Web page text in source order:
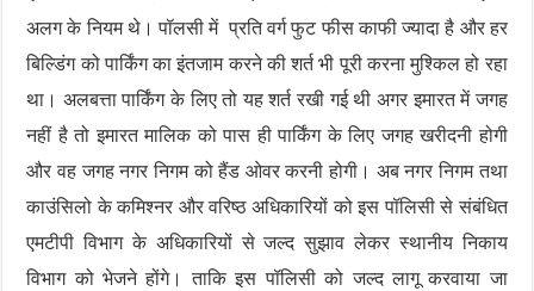
अलग के नियम थे। पॉलसी में प्रति वर्ग फुट फीस काफी ज्यादा है और हर
बिल्डिंग को पार्किंग का इंतजाम करने की शर्त भी पूरी करना मुश्किल हो रहा
था। अलबत्ता पार्किंग के लिए तो यह शर्त रखी गई थी अगर इमारत में जगह
नहीं है तो इमारत मालिक को पास ही पार्किंग के लिए जगह खरीदनी होगी
और वह जगह नगर निगम को हैंड ओवर करनी होगी। अब नगर निगम तथा
काउंसिलो के कमिश्नर और वरिष्ठ अधिकारियों को इस पॉलिसी से संबंधित
एमटीपी विभाग के अधिकारियों से जल्द सुझाव लेकर स्थानीय निकाय
विभाग को भेजने होंगे। ताकि इस पॉलिसी को जल्द लागू करवाया जा